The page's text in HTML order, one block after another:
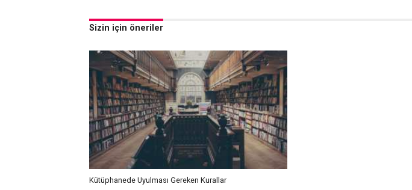
Sizin için öneriler
Kütüphanede Uyulması Gereken Kurallar